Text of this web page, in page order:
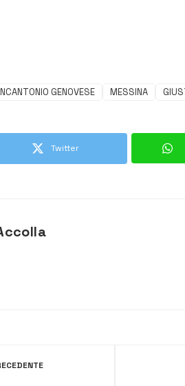
GENOVESE MESSINA
Twitter